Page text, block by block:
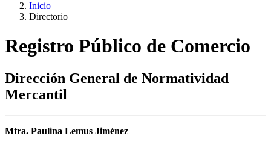
Inicio
Directorio
Registro Público de Comercio
Dirección General de Normatividad
Mercantil
Mtra. Paulina Lemus Jiménez